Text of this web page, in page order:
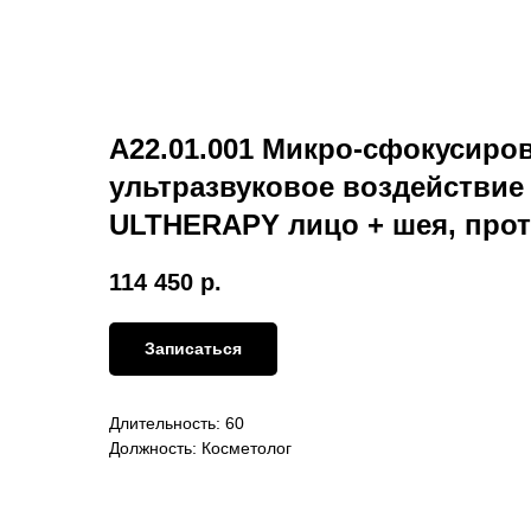
A22.01.001 Микро-
ультразвуковое
ULTHERAPY лицо + шея,
114 450 р.
Записаться
Длительность: 60
Должность: Косметолог